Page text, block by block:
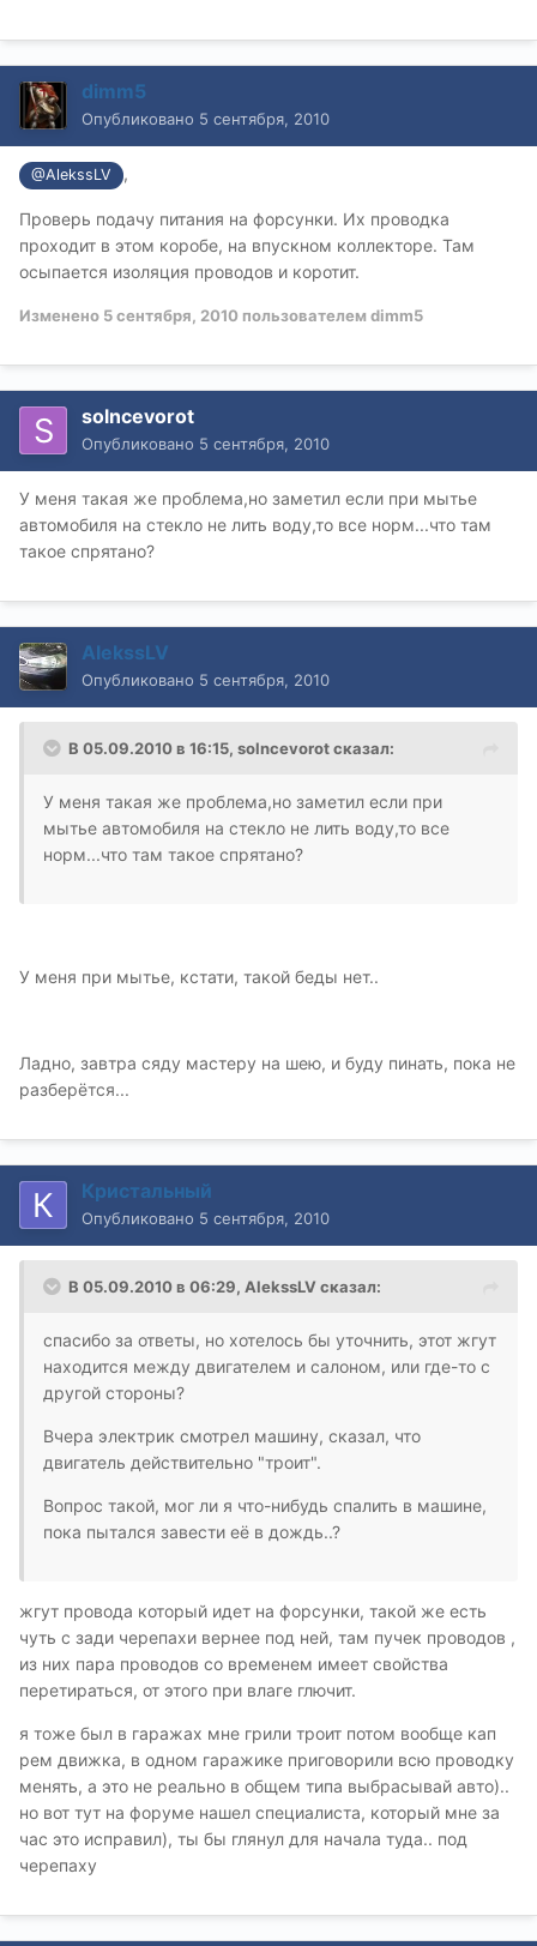
dimm5
Опубликовано 5 сентября, 2010
@AlekssLV ,
Проверь подачу питания на форсунки. Их проводка
проходит в этом коробе, на впускном коллекторе. Там
осыпается изоляция проводов и коротит.
Изменено 5 сентября, 2010 пользователем dimm5
solncevorot
Опубликовано 5 сентября, 2010
У меня такая же проблема,но заметил если при мытье
автомобиля на стекло не лить воду,то все норм...что там
такое спрятано?
AlekssLV
Опубликовано 5 сентября, 2010
В 05.09.2010 в 16:15, solncevorot сказал:
У меня такая же проблема,но заметил если при
мытье автомобиля на стекло не лить воду,то все
норм...что там такое спрятано?
У меня при мытье, кстати, такой беды нет..
Ладно, завтра сяду мастеру на шею, и буду пинать, пока не
разберётся...
Кристальный
Опубликовано 5 сентября, 2010
В 05.09.2010 в 06:29, AlekssLV сказал:
спасибо за ответы, но хотелось бы уточнить, этот жгут
находится между двигателем и салоном, или где-то с
другой стороны?
Вчера электрик смотрел машину, сказал, что
двигатель действительно "троит".
Вопрос такой, мог ли я что-нибудь спалить в машине,
пока пытался завести её в дождь..?
жгут провода который идет на форсунки, такой же есть
чуть с зади черепахи вернее под ней, там пучек проводов ,
из них пара проводов со временем имеет свойства
перетираться, от этого при влаге глючит.
я тоже был в гаражах мне грили троит потом вообще кап
рем движка, в одном гаражике приговорили всю проводку
менять, а это не реально в общем типа выбрасывай авто)..
но вот тут на форуме нашел специалиста, который мне за
час это исправил), ты бы глянул для начала туда.. под
черепаху